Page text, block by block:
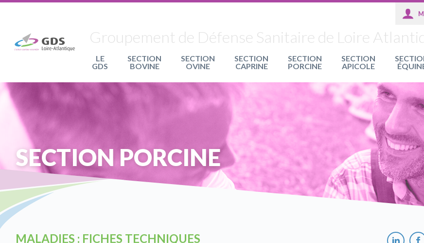
Groupement de Défense Sanitaire de Loire
LE
GDS
SECTION
BOVINE
SECTION
OVINE
SECTION
CAPRINE
SECTION
PORCINE
SECTION
APICOLE
SECTION PORCINE
MALADIES : FICHES TECHNIQUES